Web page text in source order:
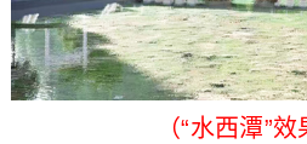
（“水西潭”